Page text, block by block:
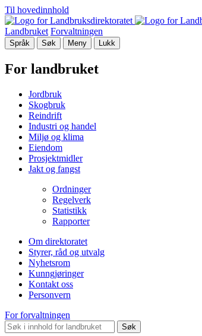
Til hovedinnhold
Landbruket Forvaltningen
Språk Søk Meny Lukk
For landbruket
Jordbruk
Skogbruk
Reindrift
Industri og handel
Miljø og klima
Eiendom
Prosjektmidler
Jakt og fangst
Ordninger
Regelverk
Statistikk
Rapporter
Om direktoratet
Styrer, råd og utvalg
Nyhetsrom
Kunngjøringer
Kontakt oss
Personvern
For forvaltningen
Søk